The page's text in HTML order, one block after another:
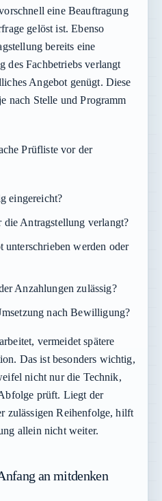
eine Beauftragung
gelöst ist. Ebenso
bereits eine
des Fachbetriebs verlangt
Angebot genügt. Diese
nach Stelle und Programm
Prüfliste vor der
eingereicht?
Antragstellung verlangt?
unterschrieben werden oder
Anzahlungen zulässig?
nach Bewilligung?
vermeidet spätere
Das ist besonders wichtig,
nicht nur die Technik,
prüft. Liegt der
zulässigen Reihenfolge, hilft
allein nicht weiter.
an mitdenken